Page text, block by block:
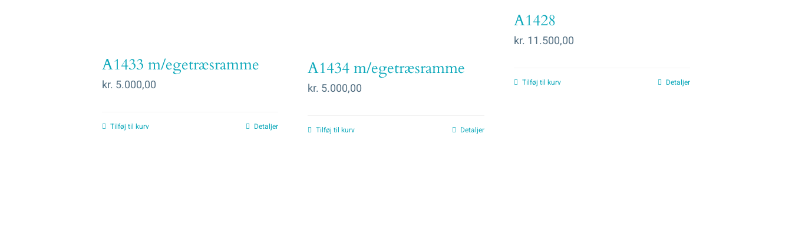
A1433 m/egetræsramme
kr. 5.000,00
Tilføj til kurv Detaljer
A1434 m/egetræsramme
kr. 5.000,00
Tilføj til kurv Detaljer
A1428
kr. 11.500,00
Tilføj til kurv Detaljer